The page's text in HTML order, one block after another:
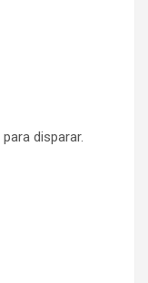
para disparar.